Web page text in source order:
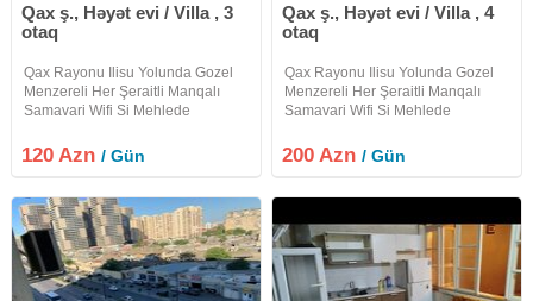
Qax ş., Həyət evi / Villa , 3
otaq
Qax Rayonu Ilisu Yolunda Gozel
Menzereli Her Şeraitli Manqalı
Samavari Wifi Si Mehlede
Villa Kiraye Verilir Etrafli Melumat
Üçün Zeng Edin Xos Istirahetler
120 Azn/ Gün
Qax ş., Həyət evi / Villa , 4
otaq
Qax Rayonu Ilisu Yolunda Gozel
Menzereli Her Şeraitli Manqalı
Samavari Wifi Si Mehlede
Villa Kiraye Verilir Etrafli Melumat
Üçün Zeng Edin Xos Istirahetler
200 Azn/ Gün